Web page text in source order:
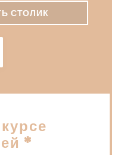
СТОЛИК
*